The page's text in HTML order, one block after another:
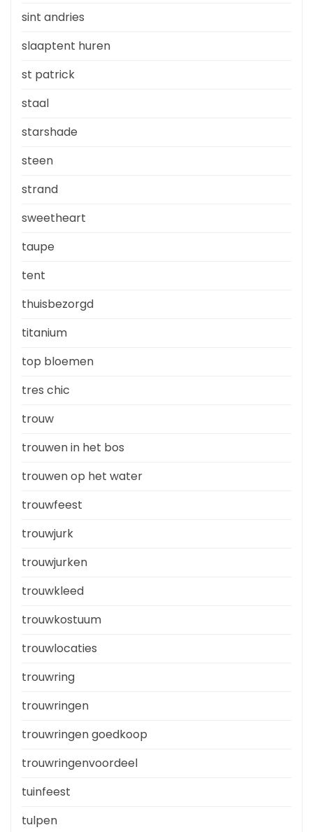
sint andries
slaaptent huren
st patrick
staal
starshade
steen
strand
sweetheart
taupe
tent
thuisbezorgd
titanium
top bloemen
tres chic
trouw
trouwen in het bos
trouwen op het water
trouwfeest
trouwjurk
trouwjurken
trouwkleed
trouwkostuum
trouwlocaties
trouwring
trouwringen
trouwringen goedkoop
trouwringenvoordeel
tuinfeest
tulpen